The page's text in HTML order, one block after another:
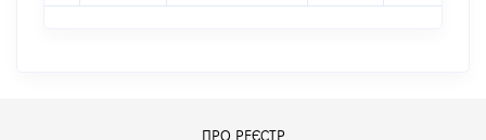
ПРО РЕЄСТР